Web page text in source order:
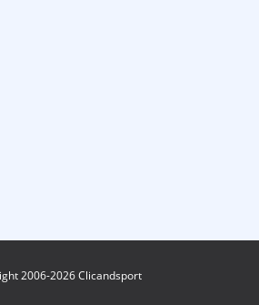
2006-2026 Clicandsport